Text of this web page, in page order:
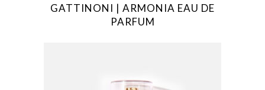
GATTINONI | ARMONIA EAU DE
PARFUM